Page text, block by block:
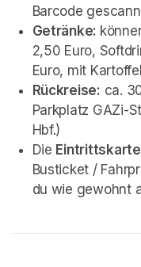
Barcode
Getränke:
2,50 Euro,
Euro, mit
Rückreise: ca.
Parkplatz GAZi-
Hbf.)
Die
Busticket /
du wie gewohnt